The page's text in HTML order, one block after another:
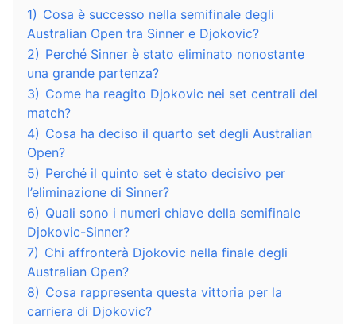
1) Cosa è successo nella semifinale degli
Australian Open tra Sinner e Djokovic?
2) Perché Sinner è stato eliminato nonostante
una grande partenza?
3) Come ha reagito Djokovic nei set centrali del
match?
4) Cosa ha deciso il quarto set degli Australian
Open?
5) Perché il quinto set è stato decisivo per
l’eliminazione di Sinner?
6) Quali sono i numeri chiave della semifinale
Djokovic-Sinner?
7) Chi affronterà Djokovic nella finale degli
Australian Open?
8) Cosa rappresenta questa vittoria per la
carriera di Djokovic?